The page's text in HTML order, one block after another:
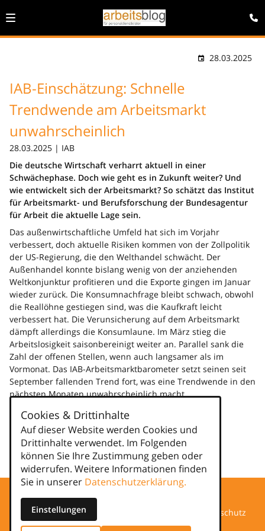
28.03.2025
IAB-Einschätzung: Schnelle
Trendwende am Arbeitsmarkt
unwahrscheinlich
28.03.2025 | IAB
Die deutsche Wirtschaft verharrt aktuell in einer
Schwächephase. Doch wie geht es in Zukunft weiter? Und
wie entwickelt sich der Arbeitsmarkt? So schätzt das Institut
für Arbeitsmarkt- und Berufsforschung der Bundesagentur
für Arbeit die aktuelle Lage sein.
Das außenwirtschaftliche Umfeld hat sich im Vorjahr
verbessert, doch aktuelle Risiken kommen von der Zollpolitik
der US-Regierung, die den Welthandel schwächt. Der
Außenhandel konnte bislang wenig von der anziehenden
Weltkonjunktur profitieren und die Exporte gingen im Januar
wieder zurück. Die Konsumnachfrage bleibt schwach, obwohl
die Reallöhne gestiegen sind, was die Kaufkraft leicht
verbessert hat. Die Verunsicherung auf dem Arbeitsmarkt
dämpft allerdings die Konsumlaune. Im März stieg die
Arbeitslosigkeit saisonbereinigt weiter an. Parallel sank die
Zahl der offenen Stellen, wenn auch langsamer als im
Vormonat. Das IAB-Arbeitsmarktbarometer setzt seinen seit
September fallenden Trend fort, was eine Trendwende in den
nächsten Monaten unwahrscheinlich macht.
Weiterlesen
Kategorien
news
Datenschutz
Cookies & Drittinhalte
Auf dieser Website werden Cookies und
Drittinhalte verwendet. Im Folgenden
können Sie Ihre Zustimmung geben oder
widerrufen. Weitere Informationen finden
Sie in unserer Datenschutzerklärung.
Einstellungen